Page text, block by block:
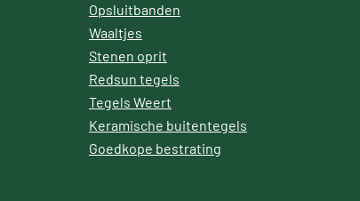
Opsluitbanden
Waaltjes
Stenen oprit
Redsun tegels
Tegels Weert
Keramische buitentegels
Goedkope bestrating